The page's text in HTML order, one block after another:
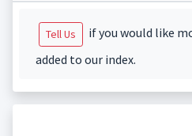
Tell Us
if you would like
added to our index.